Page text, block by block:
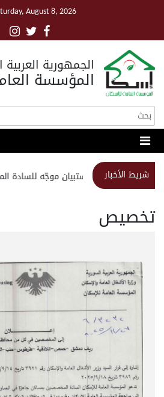
August 8, 2026
الجمهورية
المؤسسة
شريط الأخبار استبيان موجّه للسادة
تخصيص